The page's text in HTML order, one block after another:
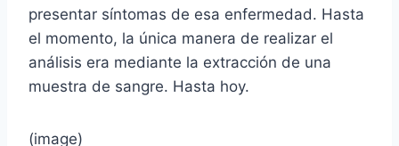
presentar síntomas de esa enfermedad. Hasta
el momento, la única manera de realizar el
análisis era mediante la extracción de una
muestra de sangre. Hasta hoy.
(image)